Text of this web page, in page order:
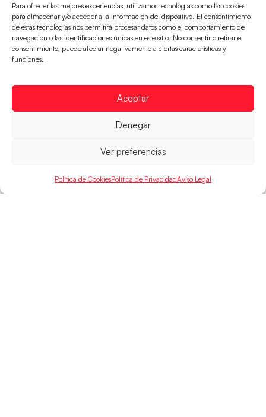
Para ofrecer las mejores experiencias, utilizamos tecnologías como las cookies
para almacenar y/o acceder a la información del dispositivo. El consentimiento
de estas tecnologías nos permitirá procesar datos como el comportamiento de
navegación o las identificaciones únicas en este sitio. No consentir o retirar el
consentimiento, puede afectar negativamente a ciertas características y
funciones.
Aceptar
Denegar
Ver preferencias
Política de CookiesPolítica de PrivacidadAviso Legal
Las Guerreras Juveniles buscan ante Suiza
un billete para las semifinales del Mundial
15:00 h, los cuartos de final del Campeonato del